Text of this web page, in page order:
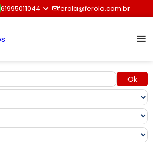
61995011044 ferola@ferola.com.br
Ok